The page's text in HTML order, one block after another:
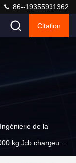
86--19355931362
Citation
Ingénierie de la
kg Jcb chargeur à